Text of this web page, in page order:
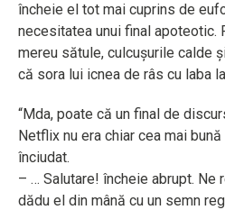
încheie el tot mai cuprins de
necesitatea unui final apoteotic.
mereu sătule, culcușurile calde
că sora lui icnea de râs cu laba
“Mda, poate că un final de
Netflix nu era chiar cea mai
înciudat.
– … Salutare! încheie abrupt. Ne
dădu el din mână cu un semn